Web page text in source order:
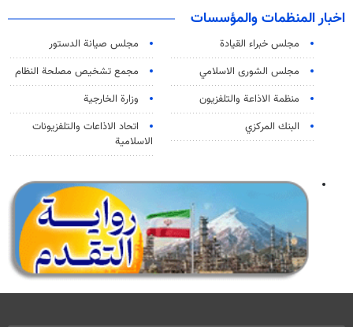
اخبار المنظمات والمؤسسات
مجلس خبراء القيادة
مجلس صيانة الدستور
مجلس الشورى الاسلامي
مجمع تشخيص مصلحة النظام
منظمة الاذاعة والتلفزیون
وزارة الخارجية
البنك المركزي
اتحاد الاذاعات والتلفزيونات
الاسلامية